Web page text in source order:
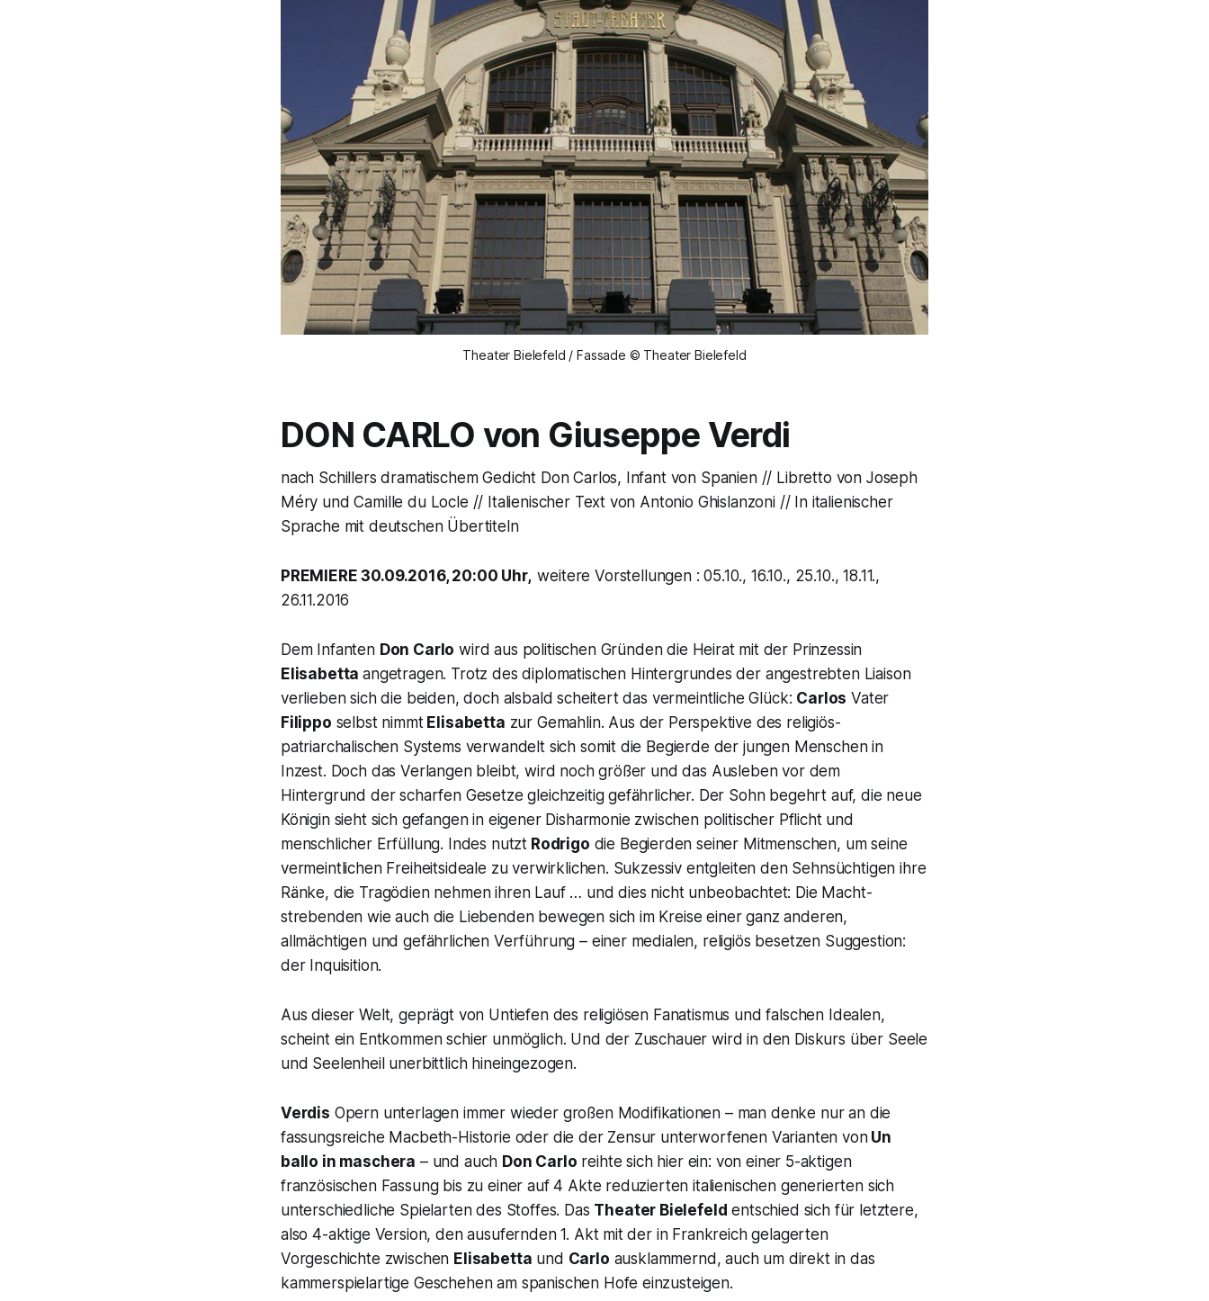
Theater Bielefeld / Fassade © Theater Bielefeld
DON CARLO von Giuseppe Verdi
nach Schillers dramatischem Gedicht Don Carlos, Infant von Spanien // Libretto von Joseph
Méry und Camille du Locle // Italienischer Text von Antonio Ghislanzoni // In italienischer
Sprache mit deutschen Übertiteln
PREMIERE 30.09.2016, 20:00 Uhr,weitere Vorstellungen : 05.10., 16.10., 25.10., 18.11.,
26.11.2016
Dem Infanten Don Carlo wird aus politischen Gründen die Heirat mit der Prinzessin
Elisabetta angetragen. Trotz des diplomatischen Hinter­grundes der angestrebten Liaison
verlieben sich die beiden, doch alsbald scheitert das vermeintliche Glück: Carlos Vater
Filippo selbst nimmtElisabetta zur Gemahlin. Aus der Perspektive des religiös­
patriarchalischen Systems verwandelt sich somit die Begierde der jungen Menschen in
Inzest. Doch das Verlangen bleibt, wird noch größer und das Ausleben vor dem
Hintergrund der scharfen Gesetze gleichzeitig gefährlicher. Der Sohn begehrt auf, die neue
Königin sieht sich gefangen in eigener Disharmonie zwischen politischer Pflicht und
menschlicher Erfüllung. Indes nutzt Rodrigo die Begierden seiner Mitmenschen, um seine
vermeintlichen Freiheitsideale zu verwirklichen. Sukzessiv entgleiten den Sehnsüchtigen ihre
Ränke, die Tragödien nehmen ihren Lauf … und dies nicht unbeobachtet: Die Macht­
strebenden wie auch die Liebenden bewegen sich im Kreise einer ganz anderen,
allmächtigen und gefährlichen Verführung – einer medialen, religiös besetzen Suggestion:
der Inquisition.
Aus dieser Welt, geprägt von Untiefen des religiösen Fanatismus und falschen Idealen,
scheint ein Entkommen schier unmöglich. Und der Zuschauer wird in den Diskurs über Seele
und Seelenheil unerbittlich hineingezogen.
Verdis Opern unterlagen immer wieder großen Modifikationen – man denke nur an die
fassungsreiche Macbeth-Historie oder die der Zensur unterworfenen Varianten vonUn
ballo in maschera – und auch Don Carlo reihte sich hier ein: von einer 5-aktigen
französischen Fassung bis zu einer auf 4 Akte reduzierten italienischen generierten sich
unterschiedliche Spielarten des Stoffes. Das Theater Bielefeld entschied sich für letztere,
also 4-aktige Version, den ausufernden 1. Akt mit der in Frankreich gelagerten
Vorgeschichte zwischen Elisabetta und Carlo ausklammernd, auch um direkt in das
kammerspielartige Geschehen am spanischen Hofe einzusteigen.